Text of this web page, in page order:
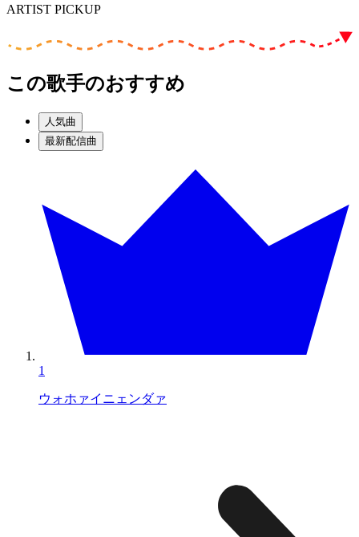
ARTIST PICKUP
この歌手のおすすめ
人気曲
最新配信曲
1
ウォホァイニェンダァ